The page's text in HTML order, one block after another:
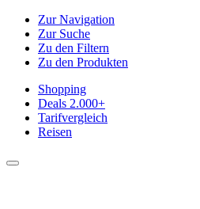
Zur Navigation
Zur Suche
Zu den Filtern
Zu den Produkten
Shopping
Deals 2.000+
Tarifvergleich
Reisen